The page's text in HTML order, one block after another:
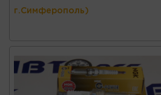
г.Симферополь)